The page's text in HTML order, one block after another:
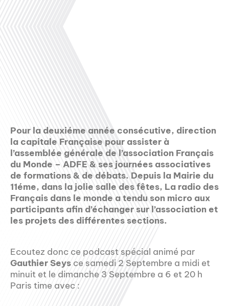
Pour la deuxiéme année consécutive, direction
la capitale Française pour assister à
l’assemblée générale de l’association Français
du Monde – ADFE & ses journées associatives
de formations & de débats. Depuis la Mairie du
11éme, dans la jolie salle des fêtes, La radio des
Français dans le monde a tendu son micro aux
participants afin d’échanger sur l’association et
les projets des différentes sections.
Ecoutez donc ce podcast spécial animé par
Gauthier Seys ce samedi 2 Septembre a midi et
minuit et le dimanche 3 Septembre a 6 et 20 h
Paris time avec :